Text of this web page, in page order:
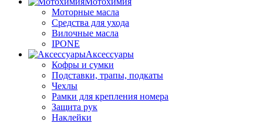
Моторные масла
Средства для ухода
Вилочные масла
IPONE
Аксессуары
Кофры и сумки
Подставки, трапы, подкаты
Чехлы
Рамки для крепления номера
Защита рук
Наклейки